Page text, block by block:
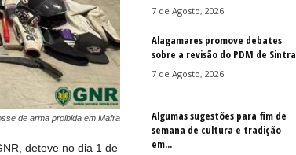
de arma proibida em Mafra
deteve no dia 1 de
7 de Agosto, 2026
Alagamares promove debates
sobre a revisão do PDM de Sintra
7 de Agosto, 2026
Algumas sugestões para fim de
semana de cultura e tradição
em...